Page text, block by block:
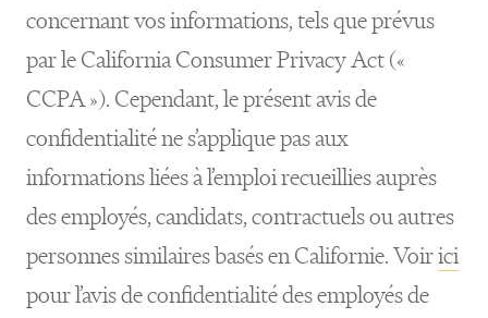
concernant vos informations, tels que prévus
par le California Consumer Privacy Act («
CCPA »). Cependant, le présent avis de
confidentialité ne s’applique pas aux
informations liées à l’emploi recueillies auprès
des employés, candidats, contractuels ou autres
personnes similaires basés en Californie. Voirici
pour l’avis de confidentialité des employés de